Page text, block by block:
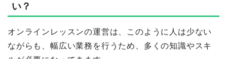
い？
オンラインレッスンの運営は、このように人は少ない
ながらも、幅広い業務を行うため、多くの知識やスキ